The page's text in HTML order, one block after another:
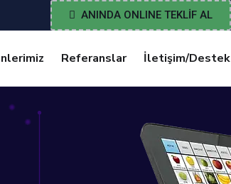
ANINDA ONLINE TEKLİF AL
Referanslar İletişim/Destek